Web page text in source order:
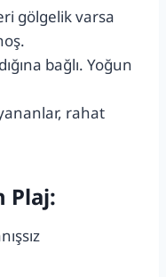
gölgelik varsa
bağlı. Yoğun
rahat
Plaj: